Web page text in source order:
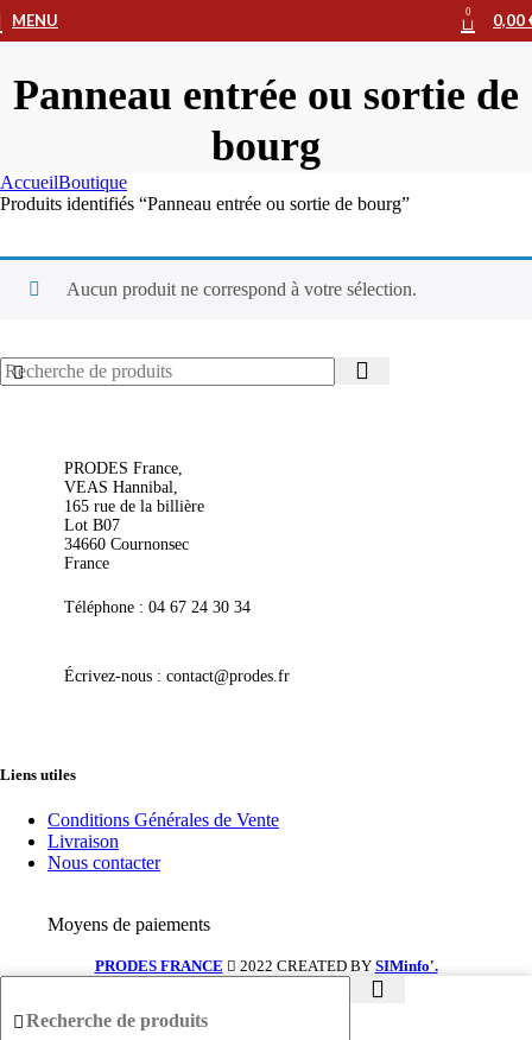
MENU 0 0,00
Panneau entrée ou sortie de
bourg
AccueilBoutique
Produits identifiés “Panneau entrée ou sortie de bourg”
Aucun produit ne correspond à votre sélection.
PRODES France,
VEAS Hannibal,
165 rue de la billière
Lot B07
34660 Cournonsec
France
Téléphone : 04 67 24 30 34
Écrivez-nous : contact@prodes.fr
Liens utiles
Conditions Générales de Vente
Livraison
Nous contacter
Moyens de paiements
PRODES FRANCE 2022 CREATED BY SIMinfo'.